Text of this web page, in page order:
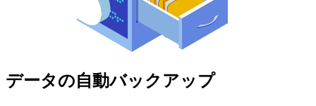
データの自動バックアップ